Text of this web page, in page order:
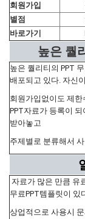
회원가입
별점
바로가기
높은 퀄
높은 퀄리티의 PPT
배포되고 있다. 자신
회원가입없이도 제
PPT자료가 등록이
받아놓고
주제별로 분류해서
자료가 많은 만큼 유
무료PPT템플릿이 있
상업적으로 사용시